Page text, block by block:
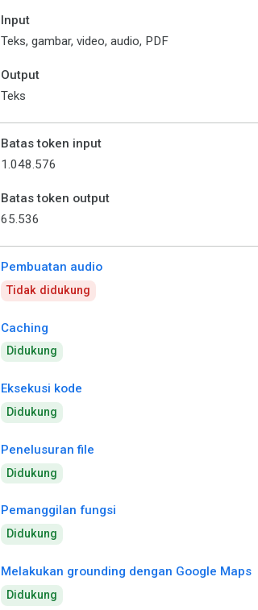
Input
Teks, gambar, video, audio, PDF
Output
Teks
Batas token input
1.048.576
Batas token output
65.536
Pembuatan audio
Tidak didukung
Caching
Didukung
Eksekusi kode
Didukung
Penelusuran file
Didukung
Pemanggilan fungsi
Didukung
Melakukan grounding dengan Google Maps
Didukung